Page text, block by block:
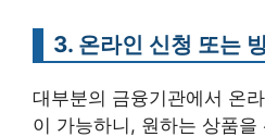
3. 온라인 신청 또는
대부분의 금융기관에서 온
이 가능하니, 원하는 상품